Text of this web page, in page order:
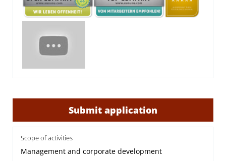
Submit application
Scope of activities
Management and corporate development